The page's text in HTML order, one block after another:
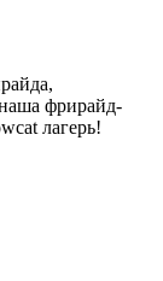
фрирайд-
лагерь!